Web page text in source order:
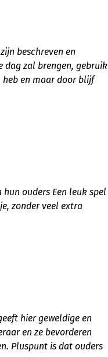
beschreven en
dag zal brengen, gebruik
heb en maar door blijf
ouders Een leuk spel
zonder veel extra
hier geweldige en
en ze bevorderen
Pluspunt is dat ouders